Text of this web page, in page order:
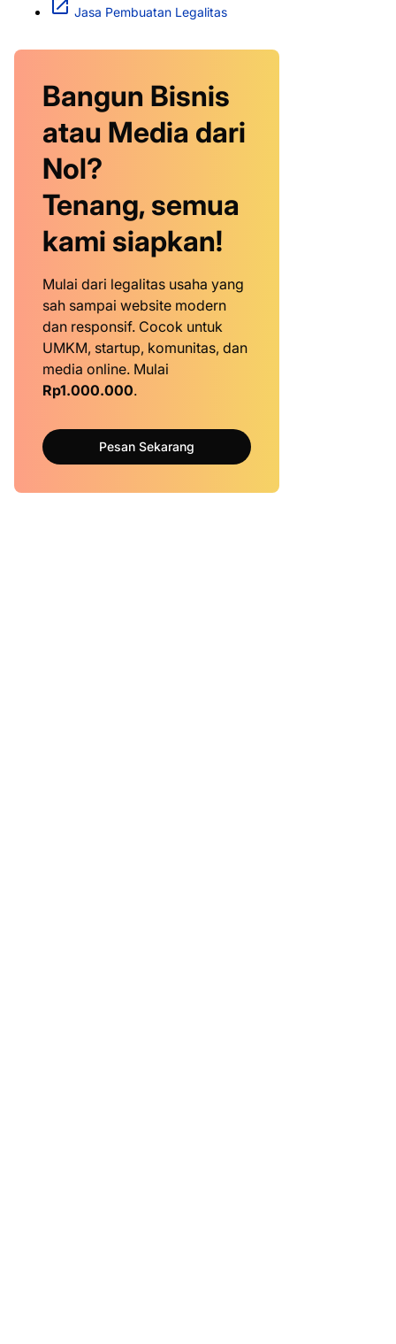
Jasa Pembuatan Legalitas
Bangun Bisnis
atau Media dari
Nol?
Tenang, semua
kami siapkan!
Mulai dari legalitas usaha yang
sah sampai website modern
dan responsif. Cocok untuk
UMKM, startup, komunitas, dan
media online. Mulai
Rp1.000.000.
Pesan Sekarang